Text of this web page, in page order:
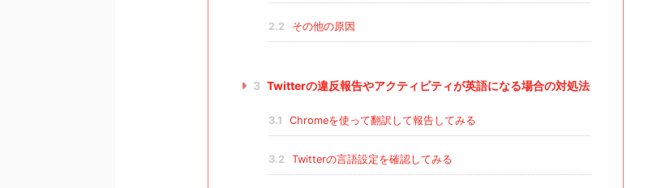
2.2 その他の原因
3 Twitterの違反報告やアクティビティが英語になる場合の対処法
3.1 Chromeを使って翻訳して報告してみる
3.2 Twitterの言語設定を確認してみる